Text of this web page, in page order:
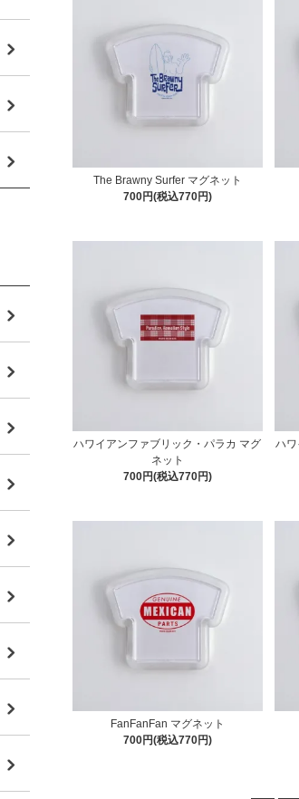
The Brawny Surfer マグネット
700円(税込770円)
ハワイアンファブリック・パラカ マグ
ネット
700円(税込770円)
ハ
FanFanFan マグネット
700円(税込770円)